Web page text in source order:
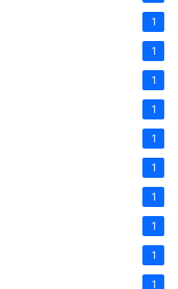
1
1
1
1
1
1
1
1
1
1